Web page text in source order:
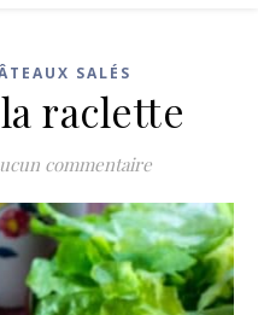
SALÉS
raclette
commentaire